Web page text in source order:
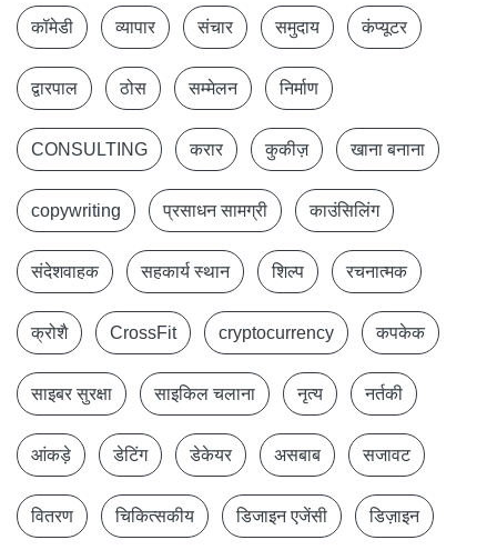
कॉमेडी व्यापार संचार समुदाय कंप्यूटर
द्वारपाल ठोस सम्मेलन निर्माण
CONSULTING करार कुकीज़ खाना बनाना
copywriting प्रसाधन सामग्री काउंसिलिंग
संदेशवाहक सहकार्य स्थान शिल्प रचनात्मक
क्रोशै CrossFit cryptocurrency कपकेक
साइबर सुरक्षा साइकिल चलाना नृत्य नर्तकी
आंकड़े डेटिंग डेकेयर असबाब सजावट
वितरण चिकित्सकीय डिजाइन एजेंसी डिज़ाइन